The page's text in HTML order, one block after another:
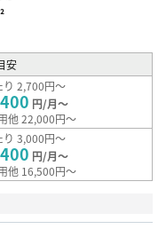
安
り 2,700円～
円/月～
他 22,000円～
り 3,000円～
円/月～
他 16,500円～